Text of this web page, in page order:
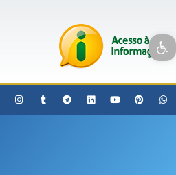
Open toolbar